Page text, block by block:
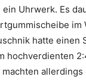
ein Uhrwerk. Es
im
hatte einen
hochverdienten
allerdings